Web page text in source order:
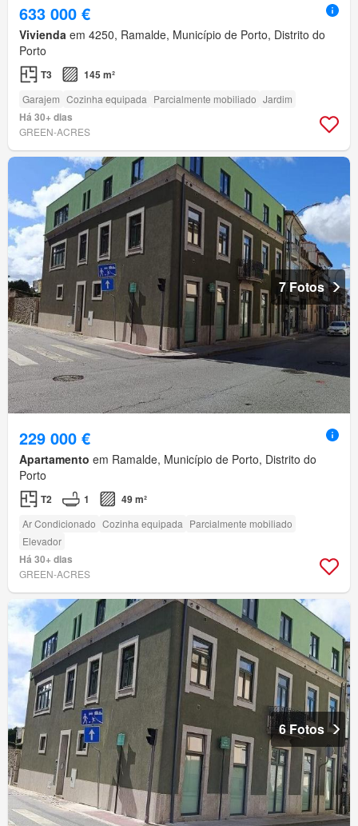
633 000 €
Vivienda em 4250, Ramalde, Município de Porto, Distrito do
Porto
T3 145 m²
Garajem Cozinha equipada Parcialmente mobiliado Jardim
Há 30+ dias
GREEN-ACRES
7 Fotos
229 000 €
Apartamento em Ramalde, Município de Porto, Distrito do
Porto
T2 1 49 m²
Ar Condicionado Cozinha equipada Parcialmente mobiliado
Elevador
Há 30+ dias
GREEN-ACRES
6 Fotos